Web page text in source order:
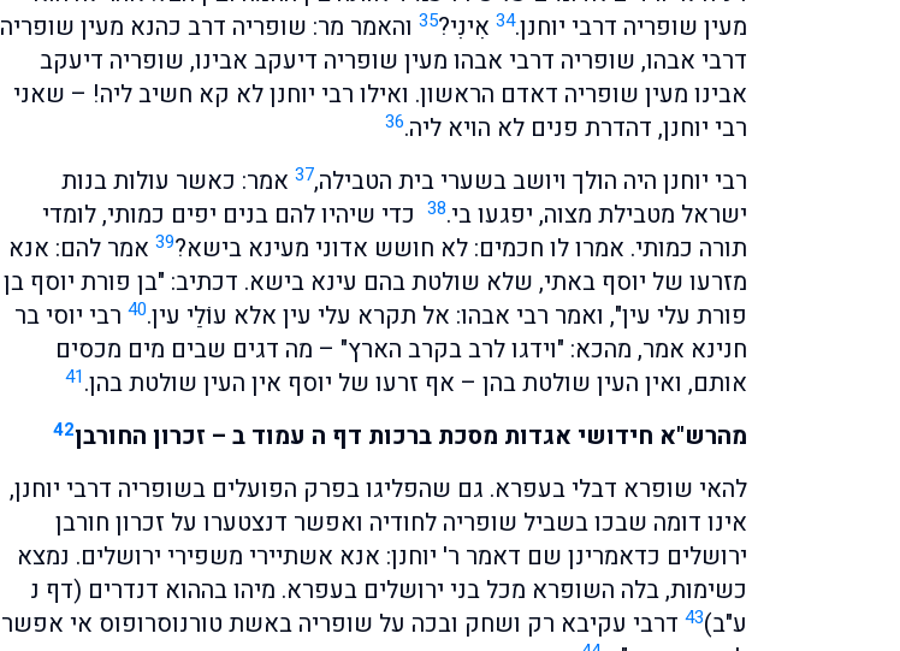
מעין שופריה דרבי יוחנן.34 אִינִי?35 והאמר מר: שופריה דרב כהנא מעין שופריה
דרבי אבהו, שופריה דרבי אבהו מעין שופריה דיעקב אבינו, שופריה דיעקב
אבינו מעין שופריה דאדם הראשון. ואילו רבי יוחנן לא קא חשיב ליה! – שאני
רבי יוחנן, דהדרת פנים לא הויא ליה.36
רבי יוחנן היה הולך ויושב בשערי בית הטבילה,37 אמר: כאשר עולות בנות
ישראל מטבילת מצוה, יפגעו בי.38 כדי שיהיו להם בנים יפים כמותי, לומדי
תורה כמותי. אמרו לו חכמים: לא חושש אדוני מעינא בישא?39 אמר להם: אנא
מזרעו של יוסף באתי, שלא שולטת בהם עינא בישא. דכתיב: "בן פורת יוסף בן
פורת עלי עין", ואמר רבי אבהו: אל תקרא עלי עין אלא עוֹלֵי עין.40 רבי יוסי בר
חנינא אמר, מהכא: "וידגו לרב בקרב הארץ" – מה דגים שבים מים מכסים
אותם, ואין העין שולטת בהן – אף זרעו של יוסף אין העין שולטת בהן.41
מהרש"א חידושי אגדות מסכת ברכות דף ה עמוד ב – זכרון החורבן42
להאי שופרא דבלי בעפרא. גם שהפליגו בפרק הפועלים בשופריה דרבי יוחנן,
אינו דומה שבכו בשביל שופריה לחודיה ואפשר דנצטערו על זכרון חורבן
ירושלים כדאמרינן שם דאמר ר' יוחנן: אנא אשתיירי משפירי ירושלים. נמצא
כשימות, בלה השופרא מכל בני ירושלים בעפרא. מיהו בההוא דנדרים (דף נ
ע"ב)43 דרבי עקיבא רק ושחק ובכה על שופריה באשת טורנוסרופוס אי אפשר